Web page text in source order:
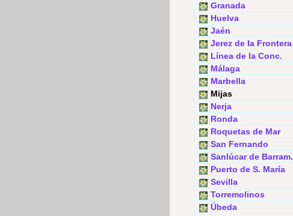
Granada
Huelva
Jaén
Jerez de la Frontera
Línea de la Conc.
Málaga
Marbella
Mijas
Nerja
Ronda
Roquetas de Mar
San Fernando
Sanlúcar de Barram.
Puerto de S. María
Sevilla
Torremolinos
Úbeda